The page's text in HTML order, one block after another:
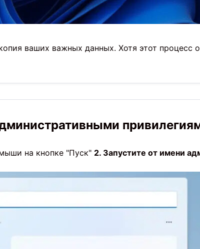
ваших важных данных. Хотя этот процесс
на кнопке "Пуск" 2. Запустите от имени